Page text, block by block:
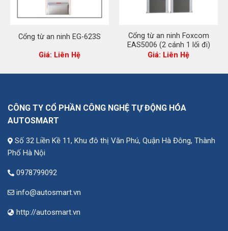
Cổng từ an ninh EG-623S
Giá: Liên Hệ
Cổng từ an ninh Foxcom
EAS5006 (2 cánh 1 lối đi)
Giá: Liên Hệ
CÔNG TY CỔ PHẦN CÔNG NGHỆ TỰ ĐỘNG HÓA
AUTOSMART
Số 32 Liền Kề 11, Khu đô thị Văn Phú, Quận Hà Đông, Thành
Phố Hà Nội
0978799092
info@autosmart.vn
http://autosmart.vn